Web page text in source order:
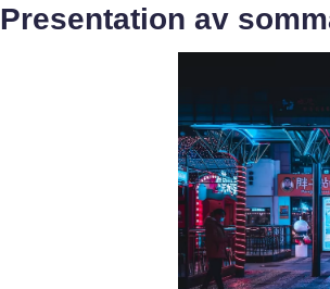
Presentation av